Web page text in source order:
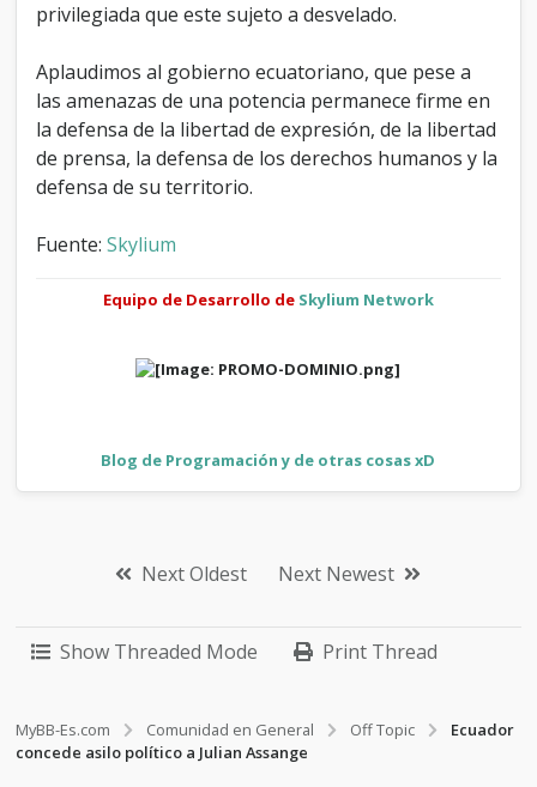
privilegiada que este sujeto a desvelado.
Aplaudimos al gobierno ecuatoriano, que pese a
las amenazas de una potencia permanece firme en
la defensa de la libertad de expresión, de la libertad
de prensa, la defensa de los derechos humanos y la
defensa de su territorio.
Fuente:Skylium
Equipo de Desarrollo de Skylium Network
Blog de Programación y de otras cosas xD
Next Oldest Next Newest
Show Threaded Mode Print Thread
MyBB-Es.com Comunidad en General Off Topic
Ecuador
concede asilo político a Julian Assange